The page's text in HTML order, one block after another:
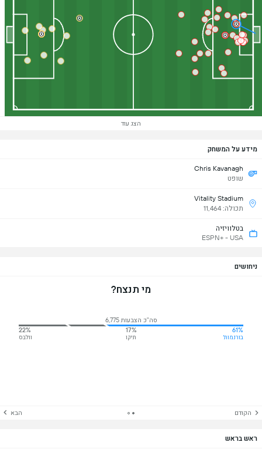
הצג עוד
מידע על המשחק
Chris Kavanagh
שופט
Vitality Stadium
תכולה: 11,464
בטלוויזיה
ESPN+ - USA
ניחושים
מי תנצח?
סה"כ הצבעות 6,775
61%
בורנמות׳
17%
תיקו
22%
וולבס
הקודם הבא
ראש בראש